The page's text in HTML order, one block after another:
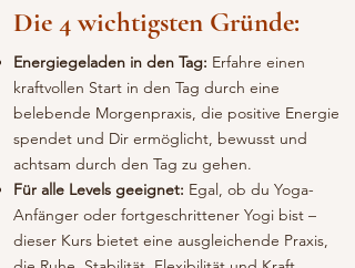
Die 4 wichtigsten Gründe:
Energiegeladen in den Tag: Erfahre einen
kraftvollen Start in den Tag durch eine
belebende Morgenpraxis, die positive Energie
spendet und Dir ermöglicht, bewusst und
achtsam durch den Tag zu gehen.
Für alle Levels geeignet: Egal, ob du Yoga-
Anfänger oder fortgeschrittener Yogi bist –
dieser Kurs bietet eine ausgleichende Praxis,